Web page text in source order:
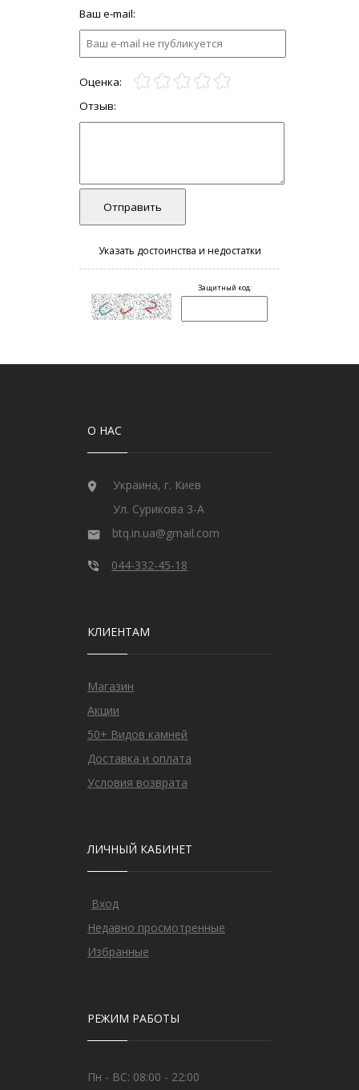
О НАС
Украина, г. Киев
Ул. Сурикова 3-А
btq.in.ua@gmail.com
044-332-45-18
КЛИЕНТАМ
Магазин
Акции
50+ Видов камней
Доставка и оплата
Условия возврата
ЛИЧНЫЙ КАБИНЕТ
Вход
Недавно просмотренные
Избранные
РЕЖИМ РАБОТЫ
Пн - ВС: 08:00 - 22:00